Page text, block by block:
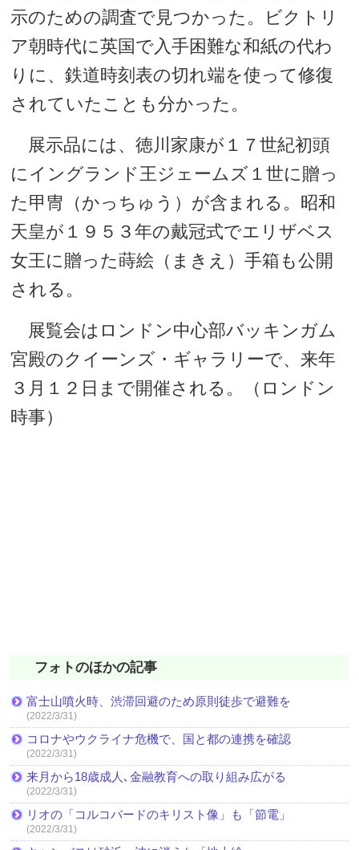
示のための調査で見つかった。ビクトリ
ア朝時代に英国で入手困難な和紙の代わ
りに、鉄道時刻表の切れ端を使って修復
されていたことも分かった。
展示品には、徳川家康が１７世紀初頭
にイングランド王ジェームズ１世に贈っ
た甲冑（かっちゅう）が含まれる。昭和
天皇が１９５３年の戴冠式でエリザベス
女王に贈った蒔絵（まきえ）手箱も公開
される。
展覧会はロンドン中心部バッキンガム
宮殿のクイーンズ・ギャラリーで、来年
３月１２日まで開催される。（ロンドン
時事）
フォトのほかの記事
富士山噴火時、渋滞回避のため原則徒歩で避難を
(2022/3/31)
コロナやウクライナ危機で、国と都の連携を確認
(2022/3/31)
来月から18歳成人､金融教育への取り組み広がる
(2022/3/31)
リオの「コルコバードのキリスト像」も「節電」
(2022/3/31)